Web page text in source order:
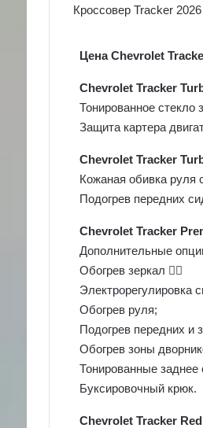
Кроссовер Tracker
Цена Chevrolet
Chevrolet Tracker
Тонированное стекло
Защита картера
Chevrolet Tracker
Кожаная обивка руля
Подогрев передних
Chevrolet Tracker
Дополнительные
Обогрев зеркал 🤦‍♂️
Электрорегулировка
Обогрев руля;
Подогрев передних и
Обогрев зоны
Тонированные заднее
Буксировочный крюк.
Chevrolet Tracker